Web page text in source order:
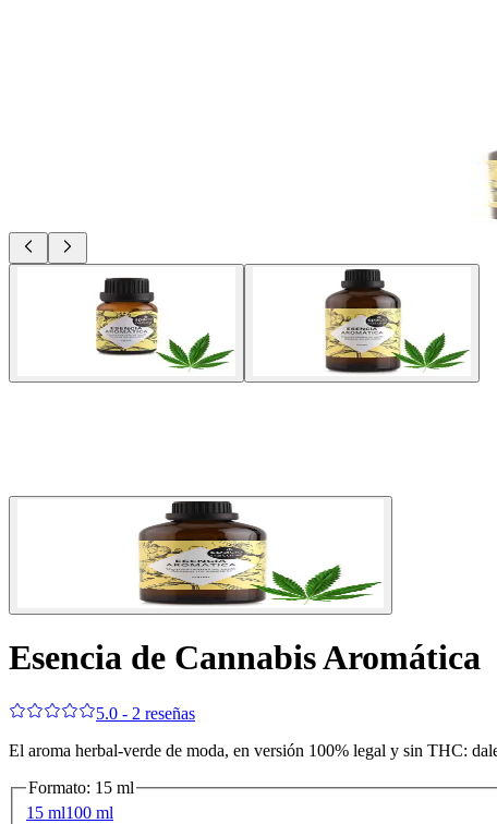
Esencia de Cannabis Aromática
5.0 - 2 reseñas
El aroma herbal-verde de moda, en versión 100% legal y sin THC:
Formato: 15 ml
15 ml100 ml